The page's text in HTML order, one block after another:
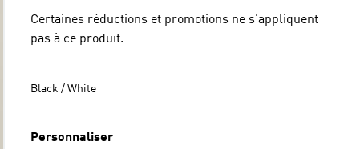
Certaines réductions et promotions ne s'appliquent
pas à ce produit.
Black / White
Personnaliser